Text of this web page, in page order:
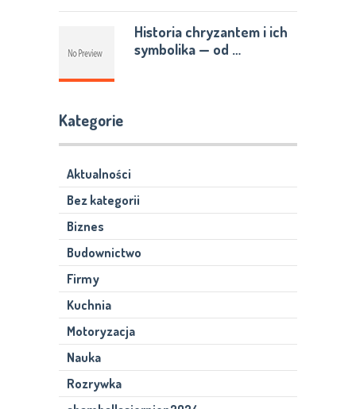
Historia chryzantem i ich
symbolika — od …
Kategorie
Aktualności
Bez kategorii
Biznes
Budownictwo
Firmy
Kuchnia
Motoryzacja
Nauka
Rozrywka